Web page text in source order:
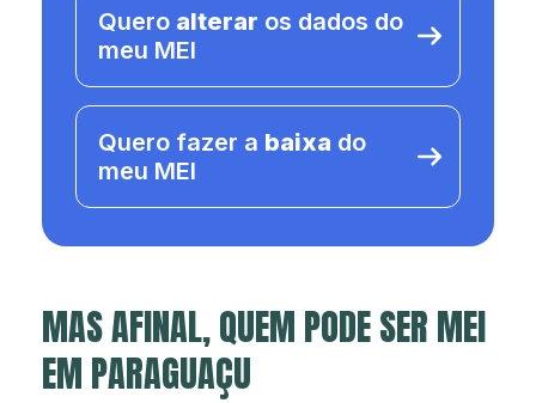
Quero alterar os dados do
meu MEI
Quero fazer a baixa do
meu MEI
MAS AFINAL, QUEM PODE SER MEI
EM PARAGUAÇU